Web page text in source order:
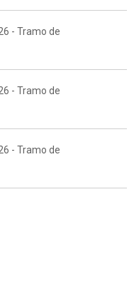
- Tramo de
- Tramo de
- Tramo de